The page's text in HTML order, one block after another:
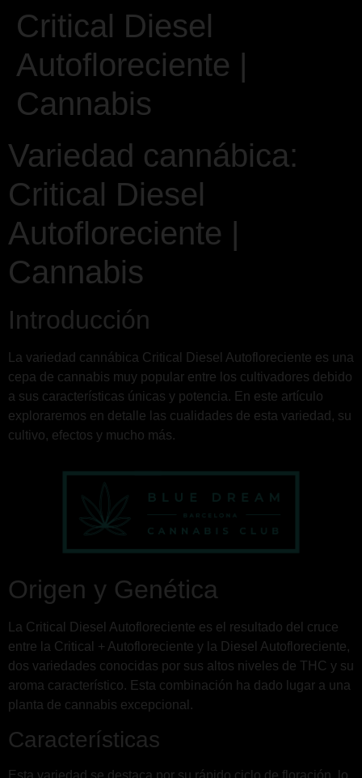
Critical Diesel
Autofloreciente |
Cannabis
Variedad cannábica:
Critical Diesel
Autofloreciente |
Cannabis
Introducción
La variedad cannábica Critical Diesel Autofloreciente es una
cepa de cannabis muy popular entre los cultivadores debido
a sus características únicas y potencia. En este artículo
exploraremos en detalle las cualidades de esta variedad, su
cultivo, efectos y mucho más.
Origen y Genética
La Critical Diesel Autofloreciente es el resultado del cruce
entre la Critical + Autofloreciente y la Diesel Autofloreciente,
dos variedades conocidas por sus altos niveles de THC y su
aroma característico. Esta combinación ha dado lugar a una
planta de cannabis excepcional.
Características
Esta variedad se destaca por su rápido ciclo de floración, lo